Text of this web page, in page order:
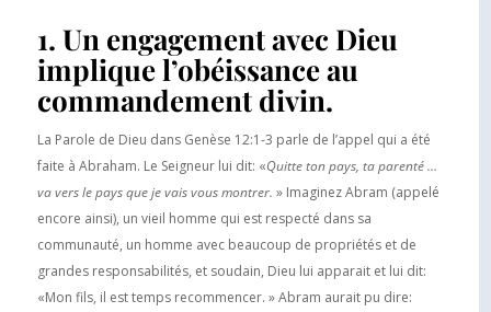
1. Un engagement avec Dieu
implique l’obéissance au
commandement divin.
La Parole de Dieu dans Genèse 12:1-3 parle de l’appel qui a été
faite à Abraham. Le Seigneur lui dit: «Quitte ton pays, ta parenté …
va vers le pays que je vais vous montrer. » Imaginez Abram (appelé
encore ainsi), un vieil homme qui est respecté dans sa
communauté, un homme avec beaucoup de propriétés et de
grandes responsabilités, et soudain, Dieu lui apparait et lui dit:
«Mon fils, il est temps recommencer. » Abram aurait pu dire: